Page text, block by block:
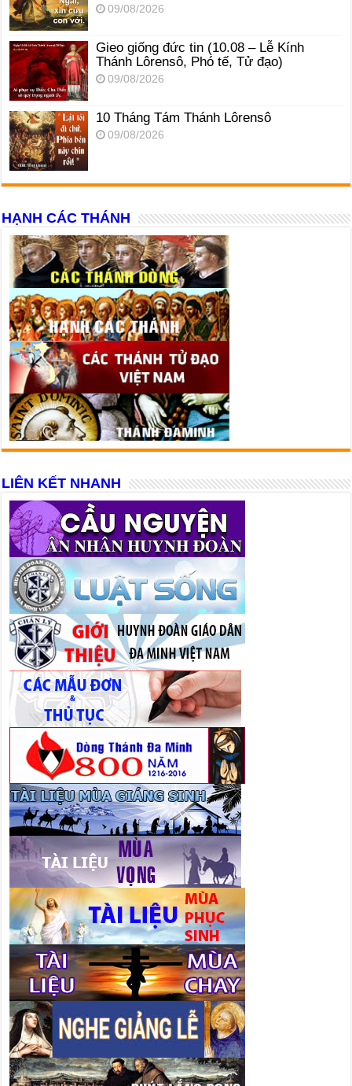
09/08/2026
Gieo giống đức tin (10.08 – Lễ Kính
Thánh Lôrensô, Phó tế, Tử đạo)
09/08/2026
10 Tháng Tám Thánh Lôrensô
09/08/2026
HẠNH CÁC THÁNH
LIÊN KẾT NHANH